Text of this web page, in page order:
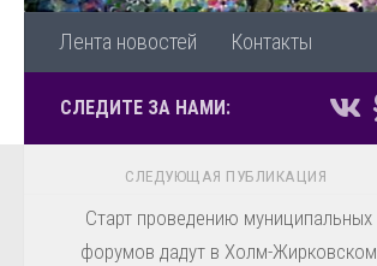
Лента новостей Контакты
СЛЕДИТЕ ЗА НАМИ:
СЛЕДУЮЩАЯ ПУБЛИКАЦИЯ
Старт проведению муниципальных
форумов дадут в Холм-Жирковском